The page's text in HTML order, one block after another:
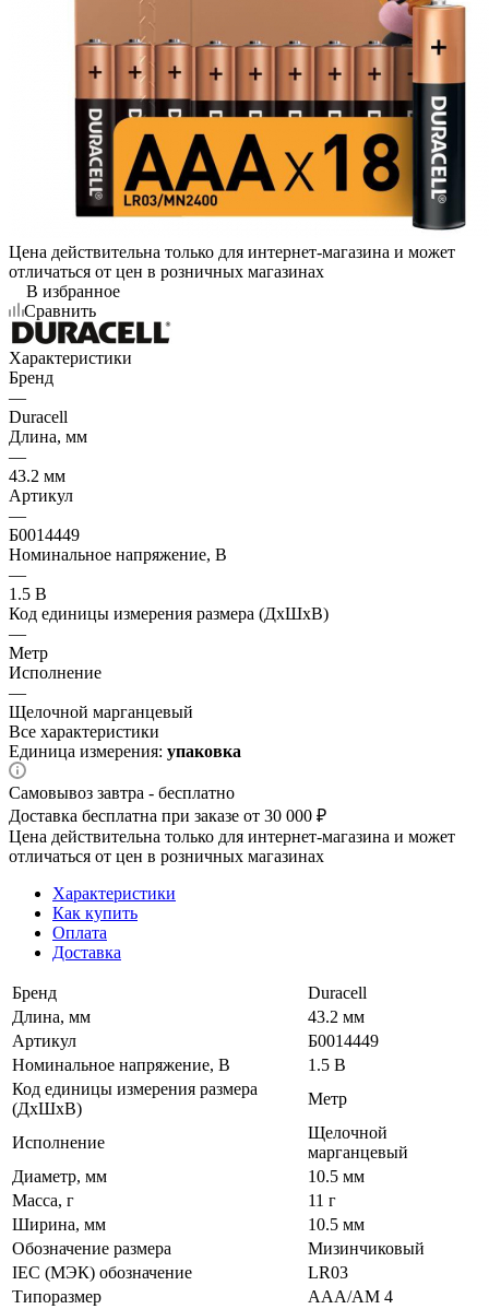
Цена действительна только для интернет-магазина и может
отличаться от цен в розничных магазинах
В избранное
Сравнить
Характеристики
Бренд
—
Duracell
Длина, мм
—
43.2 мм
Артикул
—
Б0014449
Номинальное напряжение, В
—
1.5 В
Код единицы измерения размера (ДхШхВ)
—
Метр
Исполнение
—
Щелочной марганцевый
Все характеристики
Единица измерения: упаковка
Самовывоз завтра - бесплатно
Доставка бесплатна при заказе от 30 000 ₽
Цена действительна только для интернет-магазина и может
отличаться от цен в розничных магазинах
Характеристики
Как купить
Оплата
Доставка
Бренд
Duracell
Длина, мм
43.2 мм
Артикул
Б0014449
Номинальное напряжение, В
1.5 В
Код единицы измерения размера
(ДхШхВ)
Метр
Исполнение
Щелочной
марганцевый
Диаметр, мм
10.5 мм
Масса, г
11 г
Ширина, мм
10.5 мм
Обозначение размера
Мизинчиковый
IEC (МЭК) обозначение
LR03
Типоразмер
AAA/AM 4